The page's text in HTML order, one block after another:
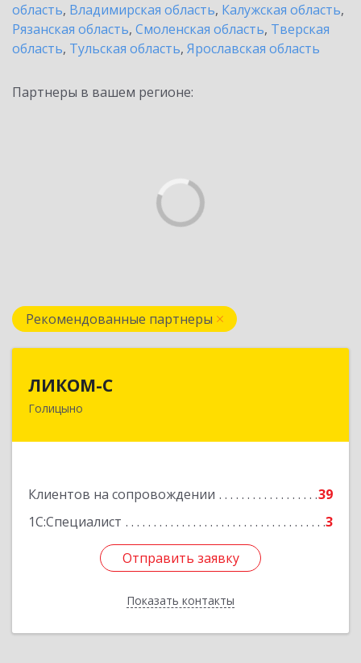
область, Владимирская область, Калужская область,
Рязанская область, Смоленская область, Тверская
область, Тульская область, Ярославская область
Партнеры в вашем регионе:
Рекомендованные партнеры
ЛИКОМ-С
Голицыно
Клиентов на сопровождении
39
1С:Специалист
3
Отправить заявку
Показать контакты
143040, Московская обл, Одинцовский р-н,
Подробнее
Отправить заявку
Назад